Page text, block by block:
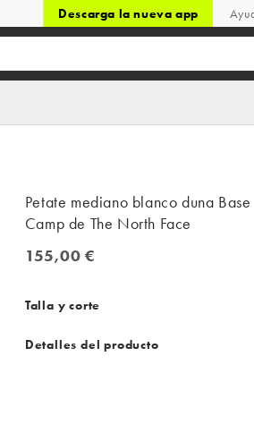
Descarga la nueva app
Petate mediano blanco duna Base
Camp de The North Face
155,00 €
155,00 €
Talla y corte
Detalles del producto